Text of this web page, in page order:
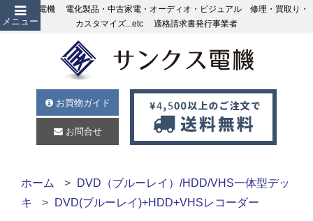
メニュー
サンクス電機 電化製品・中古家電・オーディオ・ビジュアル 修理・買取り・
カスタマイズ...etc 適格請求書発行事業者
お買物ガイド
お問合せ
ホーム
DVD（ブルーレイ）/HDD/VHS一体型デッ
キ
DVD(ブルーレイ)+HDD+VHSレコーダー